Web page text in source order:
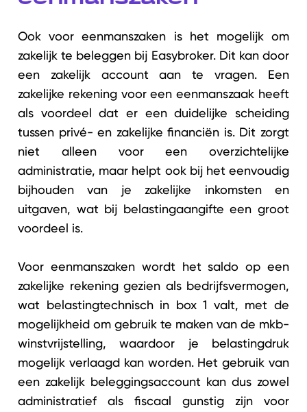
Ook voor eenmanszaken is het mogelijk om
zakelijk te beleggen bij Easybroker. Dit kan door
een zakelijk account aan te vragen. Een
zakelijke rekening voor een eenmanszaak heeft
als voordeel dat er een duidelijke scheiding
tussen privé- en zakelijke financiën is. Dit zorgt
niet alleen voor een overzichtelijke
administratie, maar helpt ook bij het eenvoudig
bijhouden van je zakelijke inkomsten en
uitgaven, wat bij belastingaangifte een groot
voordeel is.
Voor eenmanszaken wordt het saldo op een
zakelijke rekening gezien als bedrijfsvermogen,
wat belastingtechnisch in box 1 valt, met de
mogelijkheid om gebruik te maken van de mkb-
winstvrijstelling, waardoor je belastingdruk
mogelijk verlaagd kan worden. Het gebruik van
een zakelijk beleggingsaccount kan dus zowel
administratief als fiscaal gunstig zijn voor